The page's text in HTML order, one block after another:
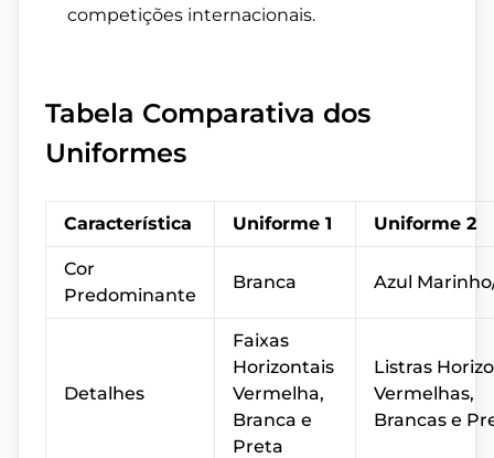
competições internacionais.
Tabela Comparativa dos
Uniformes
Característica Uniforme 1 Uniforme 2
Cor
Predominante
Branca Azul
Detalhes
Faixas
Horizontais
Vermelha,
Branca e
Preta
Listras
Vermelhas,
Brancas e